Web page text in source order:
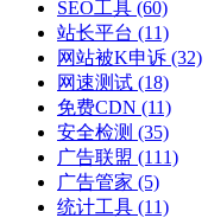
SEO工具 (60)
站长平台 (11)
网站被K申诉 (32)
网速测试 (18)
免费CDN (11)
安全检测 (35)
广告联盟 (111)
广告管家 (5)
统计工具 (11)